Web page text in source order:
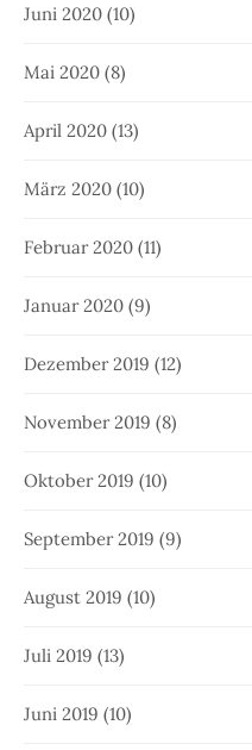
Juni 2020 (10)
Mai 2020 (8)
April 2020 (13)
März 2020 (10)
Februar 2020 (11)
Januar 2020 (9)
Dezember 2019 (12)
November 2019 (8)
Oktober 2019 (10)
September 2019 (9)
August 2019 (10)
Juli 2019 (13)
Juni 2019 (10)